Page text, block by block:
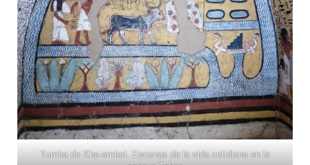
Tumba de Kha-emteri. Escenas de la vida cotidiana en la